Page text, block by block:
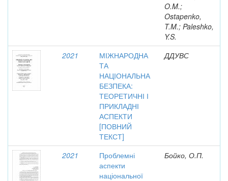
O.M.;
Ostapenko,
T.M.; Paleshko,
Y.S.
2021
МІЖНАРОДНА
ТА
НАЦІОНАЛЬНА
БЕЗПЕКА:
ТЕОРЕТИЧНІ І
ПРИКЛАДНІ
АСПЕКТИ
[ПОВНИЙ
ТЕКСТ]
ДДУВС
2021
Проблемні
аспекти
національної
Бойко, О.П.